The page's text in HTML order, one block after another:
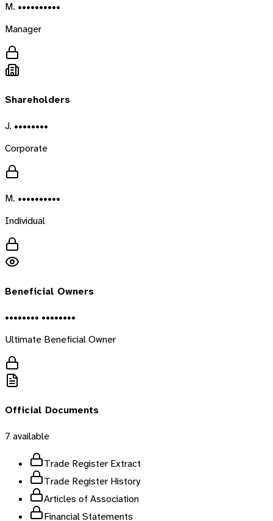
M. ••••••••••
Manager
Shareholders
J. ••••••••
Corporate
M. ••••••••••
Individual
Beneficial Owners
•••••••• ••••••••
Ultimate Beneficial Owner
Official Documents
7 available
Trade Register Extract
Trade Register History
Articles of Association
Financial Statements